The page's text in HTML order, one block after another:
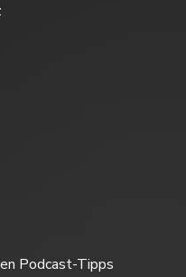
Podcast-Tipps